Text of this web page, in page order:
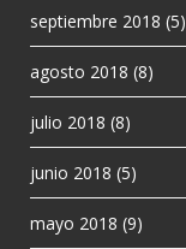
septiembre 2018 (5)
agosto 2018 (8)
julio 2018 (8)
junio 2018 (5)
mayo 2018 (9)